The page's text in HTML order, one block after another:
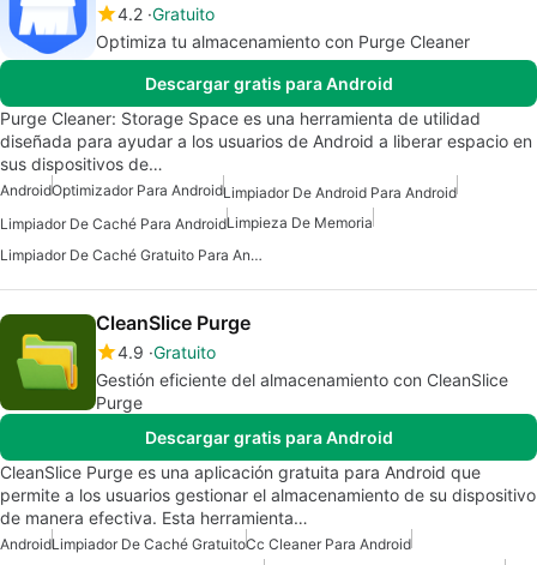
4.2 Gratuito
Optimiza tu almacenamiento con Purge Cleaner
Descargar gratis para Android
Purge Cleaner: Storage Space es una herramienta de utilidad
diseñada para ayudar a los usuarios de Android a liberar espacio en
sus dispositivos de…
AndroidOptimizador Para AndroidLimpiador De Android Para Android
Limpiador De Caché Para AndroidLimpieza De Memoria
Limpiador De Caché Gratuito Para Android
CleanSlice Purge
4.9 Gratuito
Gestión eficiente del almacenamiento con CleanSlice
Purge
Descargar gratis para Android
CleanSlice Purge es una aplicación gratuita para Android que
permite a los usuarios gestionar el almacenamiento de su dispositivo
de manera efectiva. Esta herramienta…
AndroidLimpiador De Caché GratuitoCc Cleaner Para Android